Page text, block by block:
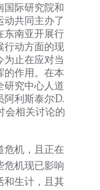
国际研究院和
动共同主办了
东南亚开展行
行动方面的现
为止在应对当
的作用。在本
研究中心人道
利斯泰尔·D.
会相关讨论的
危机，且正在
危机现已影响
和生计，且其